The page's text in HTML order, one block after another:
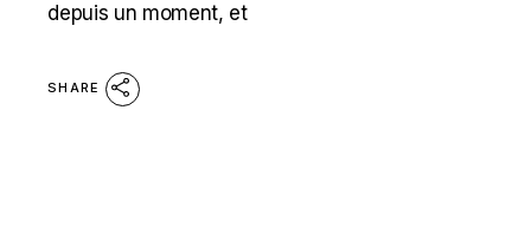
depuis un moment, et
SHARE